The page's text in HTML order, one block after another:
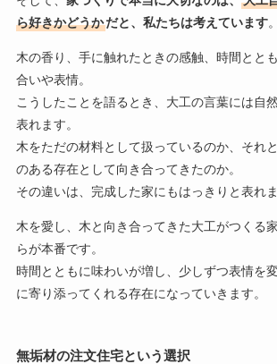
ら好きかどうかだと、私たちは考えています。
木の香り、手に触れたときの感触、時間とと
合いや表情。
こうしたことを語るとき、大工の言葉には自
表れます。
木をただの材料として扱っているのか、それ
のある存在として向き合ってきたのか。
その違いは、完成した家にもはっきりと表れま
木を愛し、木と向き合ってきた大工がつくる
らが本番です。
時間とともに味わいが増し、少しずつ表情を
に寄り添ってくれる存在になっていきます。
無垢材の注文住宅という選択